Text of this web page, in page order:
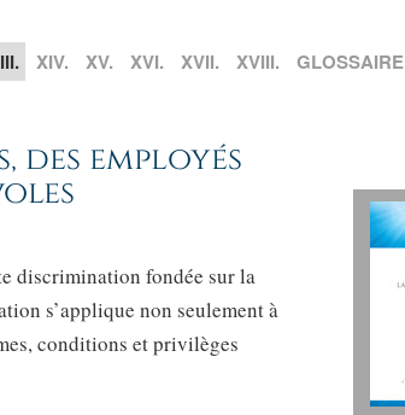
XIV. XV. XVI. XVII. XVIII. GLOSSAIRE
des employés
discrimination fondée sur la
s’applique non seulement à
conditions et privilèges